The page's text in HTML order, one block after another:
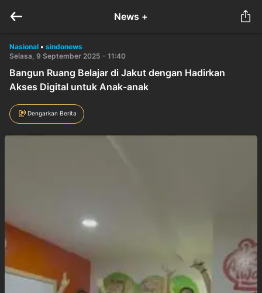
News +
Nasional • sindonews
Selasa, 9 September 2025 - 11:40
Bangun Ruang Belajar di Jakut dengan Hadirkan
Akses Digital untuk Anak-anak
Dengarkan Berita